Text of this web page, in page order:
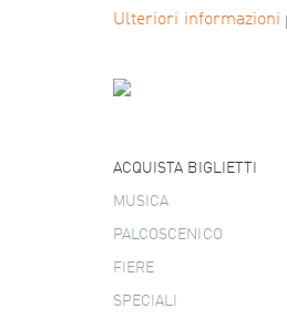
Ulteriori informazioni
ACQUISTA BIGLIETTI
MUSICA
PALCOSCENICO
FIERE
SPECIALI